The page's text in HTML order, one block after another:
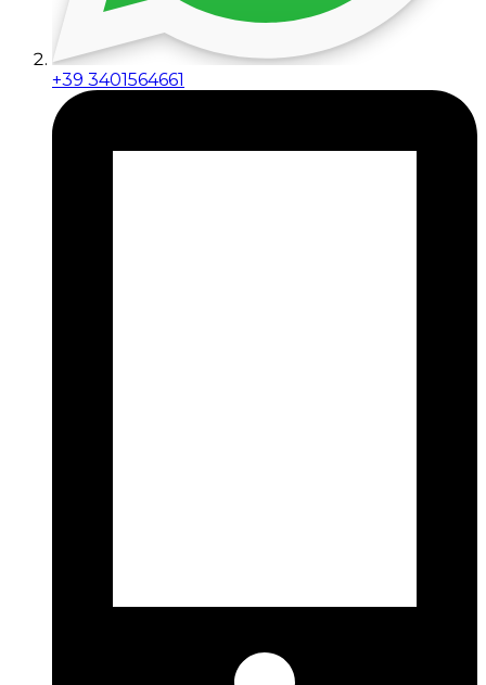
+39 3401564661